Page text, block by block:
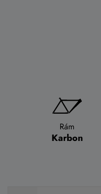
Rám
Karbon